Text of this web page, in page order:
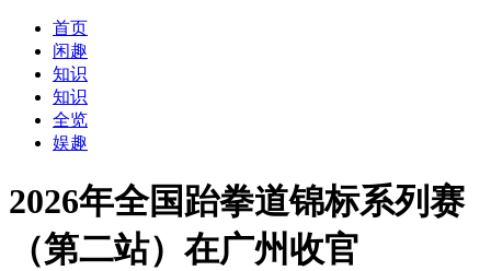
首页
闲趣
知识
知识
全览
娱趣
2026年全国跆拳道锦标系列赛
（第二站）在广州收官